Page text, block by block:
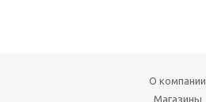
О компании
Магазины